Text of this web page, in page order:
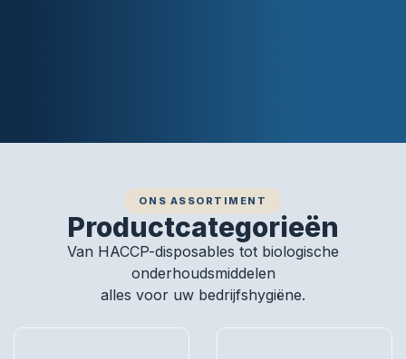
ONS ASSORTIMENT
Productcategorieën
Van HACCP-disposables tot biologische
onderhoudsmiddelen
alles voor uw bedrijfshygiëne.